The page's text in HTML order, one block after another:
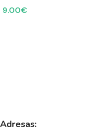
9.00€
Adresas: